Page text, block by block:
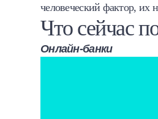
человеческий фактор, их
Что сейчас
Онлайн-банки